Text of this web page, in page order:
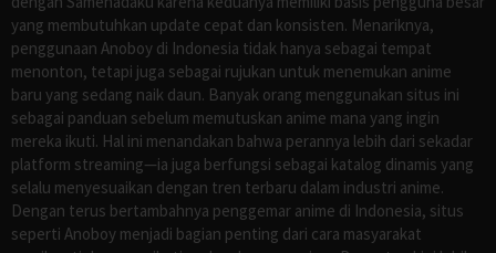
yang membutuhkan update cepat dan konsisten. Menariknya,
penggunaan Anoboy di Indonesia tidak hanya sebagai tempat
menonton, tetapi juga sebagai rujukan untuk menemukan anime
baru yang sedang naik daun. Banyak orang menggunakan situs ini
sebagai panduan sebelum memutuskan anime mana yang ingin
mereka ikuti. Hal ini menandakan bahwa perannya lebih dari sekadar
platform streaming—ia juga berfungsi sebagai katalog dinamis yang
selalu menyesuaikan dengan tren terbaru dalam industri anime.
Dengan terus bertambahnya penggemar anime di Indonesia, situs
seperti Anoboy menjadi bagian penting dari cara masyarakat